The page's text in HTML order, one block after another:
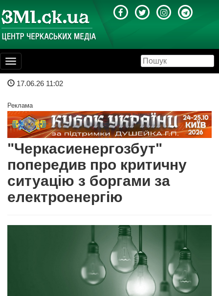
Toggle
navigation
17.06.26 11:02
Реклама
"Черкасиенергозбут"
попередив про критичну
ситуацію з боргами за
електроенергію